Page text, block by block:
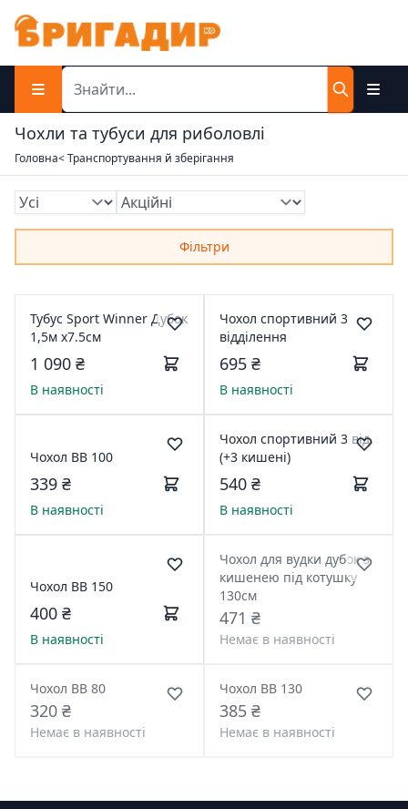
Чохли та тубуси для риболовлі
Головна< Транспортування й зберігання
Фільтри
Тубус Sport Winner Дубок
1,5м x7.5см
1 090 ₴
В наявності
Чохол спортивний 3
відділення
695 ₴
В наявності
Чохол ВВ 100
339 ₴
В наявності
Чохол спортивний 3 від.
(+3 кишені)
540 ₴
В наявності
Чохол ВВ 150
400 ₴
В наявності
Чохол для вудки дубок з
кишенею під котушку
130см
471 ₴
Немає в наявності
Чохол ВВ 80
320 ₴
Немає в наявності
Чохол ВВ 130
385 ₴
Немає в наявності